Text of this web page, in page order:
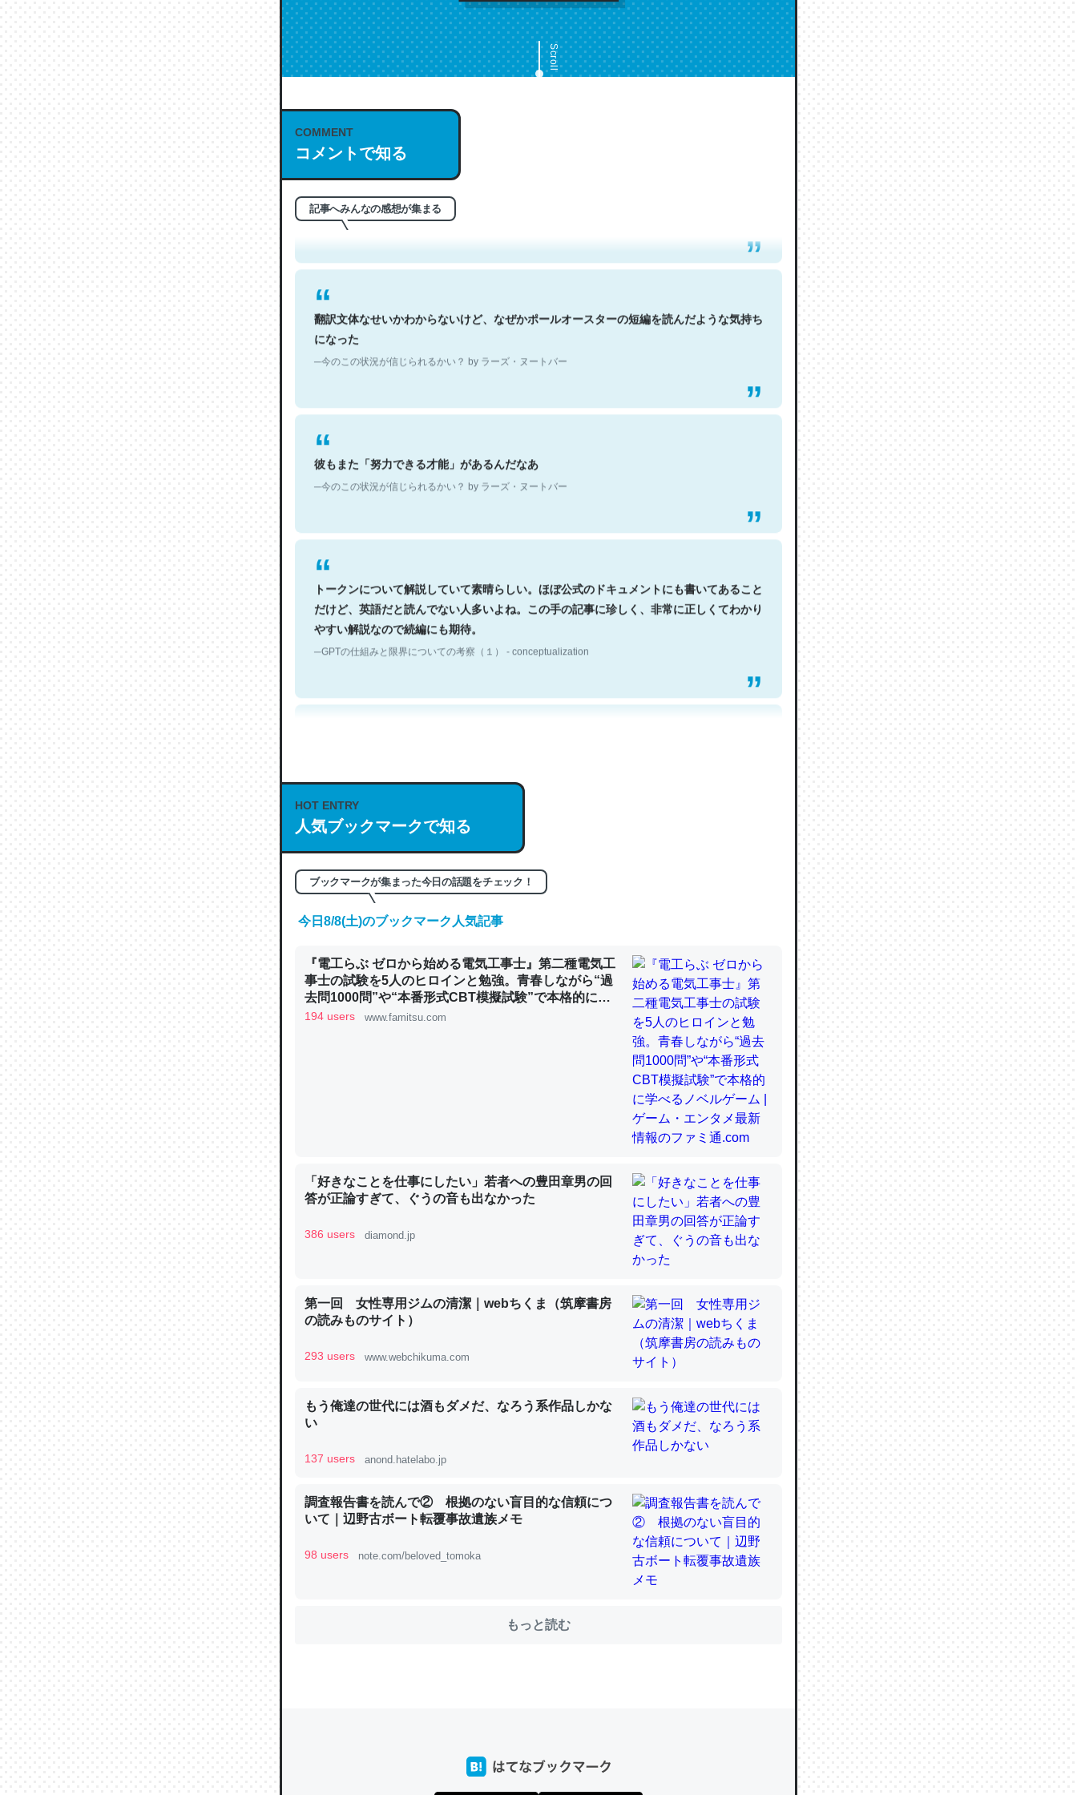
Scroll
COMMENT
コメントで知る
記事へみんなの感想が集まる
これは名文。彼はとてもクレバーなんだろうなと凄く思う。英語少しでも読める人は原文
もお勧め。自分はこの流れ好き。Let’s Fucking Go. Then Covid hit. Shit.
─今のこの状況が信じられるかい？ by ラーズ・ヌートバー
翻訳文体なせいかわからないけど、なぜかポールオースターの短編を読んだような気持ち
になった
─今のこの状況が信じられるかい？ by ラーズ・ヌートバー
彼もまた「努力できる才能」があるんだなあ
─今のこの状況が信じられるかい？ by ラーズ・ヌートバー
トークンについて解説していて素晴らしい。ほぼ公式のドキュメントにも書いてあること
だけど、英語だと読んでない人多いよね。この手の記事に珍しく、非常に正しくてわかり
やすい解説なので続編にも期待。
─GPTの仕組みと限界についての考察（１） - conceptualization
─GPTの仕組みと限界についての考察（１） - conceptualization
これは良記事。32768トークンだと英語小説100ページ分くらい。小説でいう「ずっと前
の伏線」は回収されないけど、短期記憶というには多い分量。進化すればするほど分かり
やすく強くなりそう
昆虫ってカルシウム少ないのか。知らんかった。調べたらコオロギのカルシウム分はエビ
─ニュース :: 【研究発表】昆虫学の大問題＝「昆虫はなぜ海にいないのか」に関する新仮説
論文では「淡水はカルシウムも酸素も不足してて両方に不利だから両方が拮抗してるので
は」とあって面白い。海にいる鋏角類（カブトガニ・ウミグモ）はカルシウムを使わずキ
チンを強化してる筈だが、酵素が違うのか？
─ニュース :: 【研究発表】昆虫学の大問題＝「昆虫はなぜ海にいないのか」に関する新仮説
これを元に考えるとカルシウムを大量に使う脊椎動物と貝類は苦労してるんだな…。腹足
─ニュース :: 【研究発表】昆虫学の大問題＝「昆虫はなぜ海にいないのか」に関する新仮説
ウチもEchoを実家に置いて４年。でたまに覗いてる。ぼちぼちRingも置こうかと画策
中。あと、Googleマップで位置情報を共有してる。電池残量や充電中かが分かるのでこ
─たまにLINEするくらいだった遠方の父67歳と僕。ITツール導入でコミュニケーションが劇的に変化し
HOT ENTRY
人気ブックマークで知る
ブックマークが集まった今日の話題をチェック！
今日8/8(土)のブックマーク人気記事
『電工らぶ ゼロから始める電気工事士』第二種電気工
事士の試験を5人のヒロインと勉強。青春しながら“過
去問1000問”や“本番形式CBT模擬試験”で本格的に学
べるノベルゲーム | ゲーム・エンタメ最新情報のファミ
194 users www.famitsu.com
「好きなことを仕事にしたい」若者への豊田章男の回
答が正論すぎて、ぐうの音も出なかった
386 users diamond.jp
第一回 女性専用ジムの清潔｜webちくま（筑摩書房
の読みものサイト）
293 users www.webchikuma.com
もう俺達の世代には酒もダメだ、なろう系作品しかな
い
137 users anond.hatelabo.jp
調査報告書を読んで② 根拠のない盲目的な信頼につ
いて｜辺野古ボート転覆事故遺族メモ
98 users note.com/beloved_tomoka
もっと読む